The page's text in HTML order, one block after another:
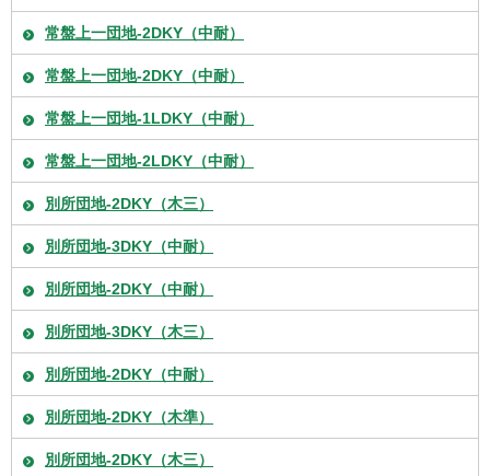
常盤上一団地-2DKY（中耐）
常盤上一団地-2DKY（中耐）
常盤上一団地-1LDKY（中耐）
常盤上一団地-2LDKY（中耐）
別所団地-2DKY（木三）
別所団地-3DKY（中耐）
別所団地-2DKY（中耐）
別所団地-3DKY（木三）
別所団地-2DKY（中耐）
別所団地-2DKY（木準）
別所団地-2DKY（木三）